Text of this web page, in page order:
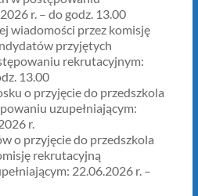
r. – do godz. 13.00
wiadomości przez komisję
przyjętych
rekrutacyjnym:
13.00
o przyjęcie do przedszkola
uzupełniającym:
r.
o przyjęcie do przedszkola
rekrutacyjną
22.06.2026 r. –